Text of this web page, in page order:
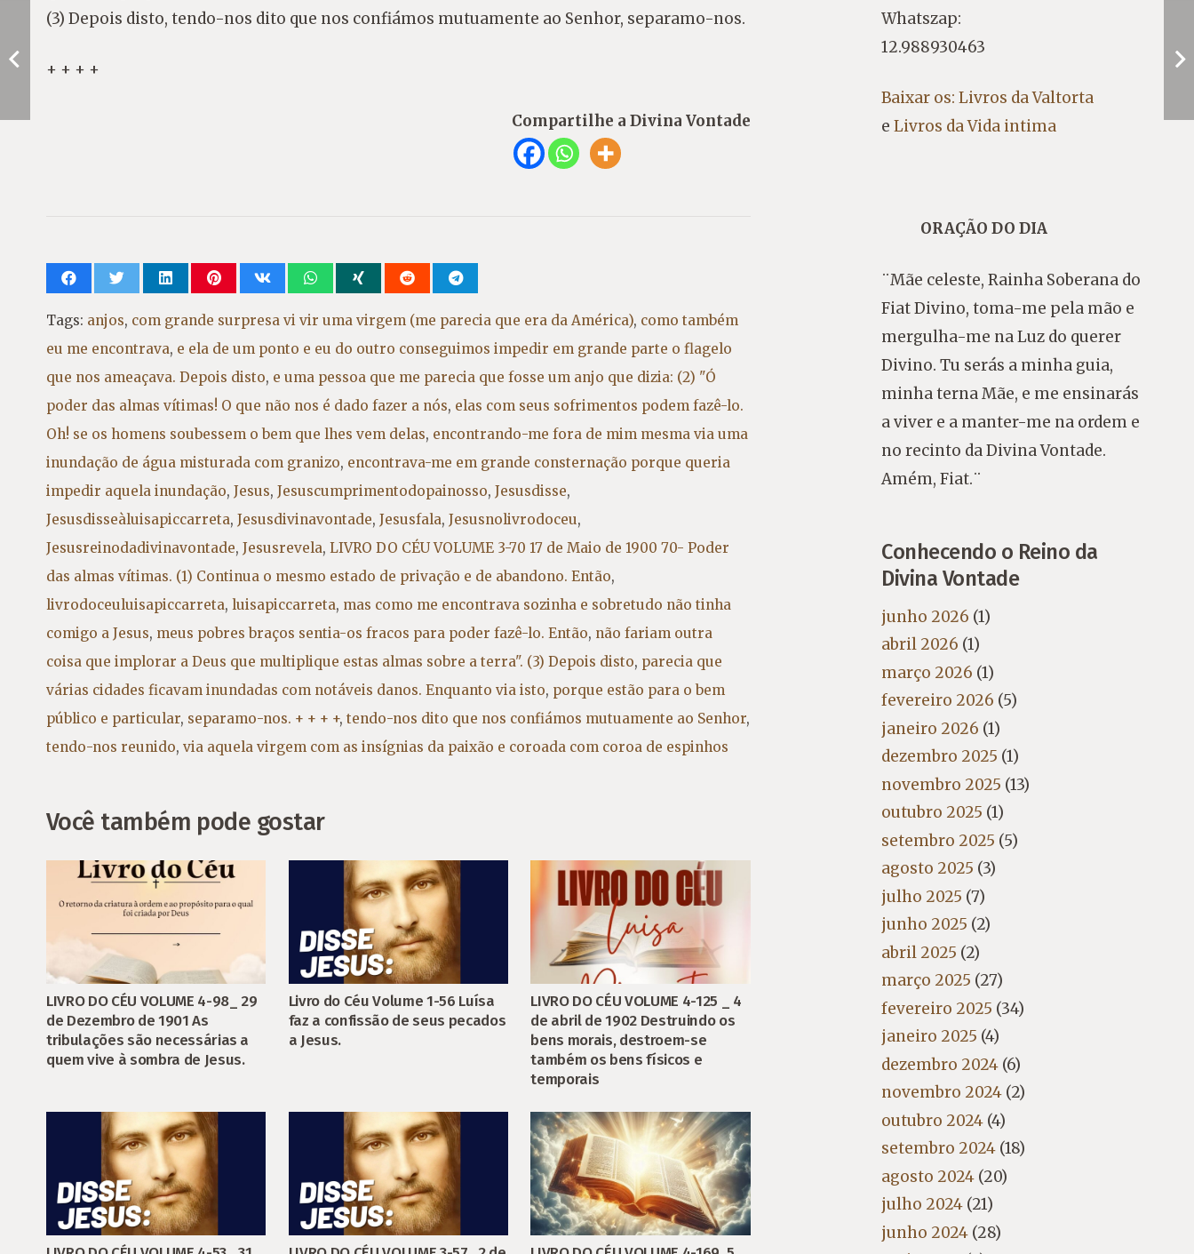
(3) Depois disto, tendo-nos dito que nos confiámos mutuamente ao Senhor, separamo-nos.
+ + + +
Compartilhe a Divina Vontade
Tags: anjos, com grande surpresa vi vir uma virgem (me parecia que era da América), como também
eu me encontrava, e ela de um ponto e eu do outro conseguimos impedir em grande parte o flagelo
que nos ameaçava. Depois disto, e uma pessoa que me parecia que fosse um anjo que dizia: (2) "Ó
poder das almas vítimas! O que não nos é dado fazer a nós, elas com seus sofrimentos podem fazê-lo.
Oh! se os homens soubessem o bem que lhes vem delas, encontrando-me fora de mim mesma via uma
inundação de água misturada com granizo, encontrava-me em grande consternação porque queria
impedir aquela inundação, Jesus, Jesuscumprimentodopainosso, Jesusdisse,
Jesusdisseàluisapiccarreta, Jesusdivinavontade, Jesusfala, Jesusnolivrodoceu,
Jesusreinodadivinavontade, Jesusrevela, LIVRO DO CÉU VOLUME 3-70 17 de Maio de 1900 70- Poder
das almas vítimas. (1) Continua o mesmo estado de privação e de abandono. Então,
livrodoceuluisapiccarreta, luisapiccarreta, mas como me encontrava sozinha e sobretudo não tinha
comigo a Jesus, meus pobres braços sentia-os fracos para poder fazê-lo. Então, não fariam outra
coisa que implorar a Deus que multiplique estas almas sobre a terra". (3) Depois disto, parecia que
várias cidades ficavam inundadas com notáveis danos. Enquanto via isto, porque estão para o bem
público e particular, separamo-nos. + + + +, tendo-nos dito que nos confiámos mutuamente ao Senhor,
tendo-nos reunido, via aquela virgem com as insígnias da paixão e coroada com coroa de espinhos
Você também pode gostar
LIVRO DO CÉU VOLUME 4-98_ 29
de Dezembro de 1901 As
tribulações são necessárias a
quem vive à sombra de Jesus.
Livro do Céu Volume 1-56 Luísa
faz a confissão de seus pecados
a Jesus.
LIVRO DO CÉU VOLUME 4-125 _ 4
de abril de 1902 Destruindo os
bens morais, destroem-se
também os bens físicos e
temporais
Whatszap:
12.988930463
Baixar os: Livros da Valtorta
e Livros da Vida intima
ORAÇÃO DO DIA
¨Mãe celeste, Rainha Soberana do
Fiat Divino, toma-me pela mão e
mergulha-me na Luz do querer
Divino. Tu serás a minha guia,
minha terna Mãe, e me ensinarás
a viver e a manter-me na ordem e
no recinto da Divina Vontade.
Amém, Fiat.¨
Conhecendo o Reino da
Divina Vontade
junho 2026 (1)
abril 2026 (1)
março 2026 (1)
fevereiro 2026 (5)
janeiro 2026 (1)
dezembro 2025 (1)
novembro 2025 (13)
outubro 2025 (1)
setembro 2025 (5)
agosto 2025 (3)
julho 2025 (7)
junho 2025 (2)
abril 2025 (2)
março 2025 (27)
fevereiro 2025 (34)
janeiro 2025 (4)
dezembro 2024(6)
novembro 2024(2)
outubro 2024(4)
setembro 2024(18)
agosto 2024(20)
julho 2024(21)
junho 2024(28)